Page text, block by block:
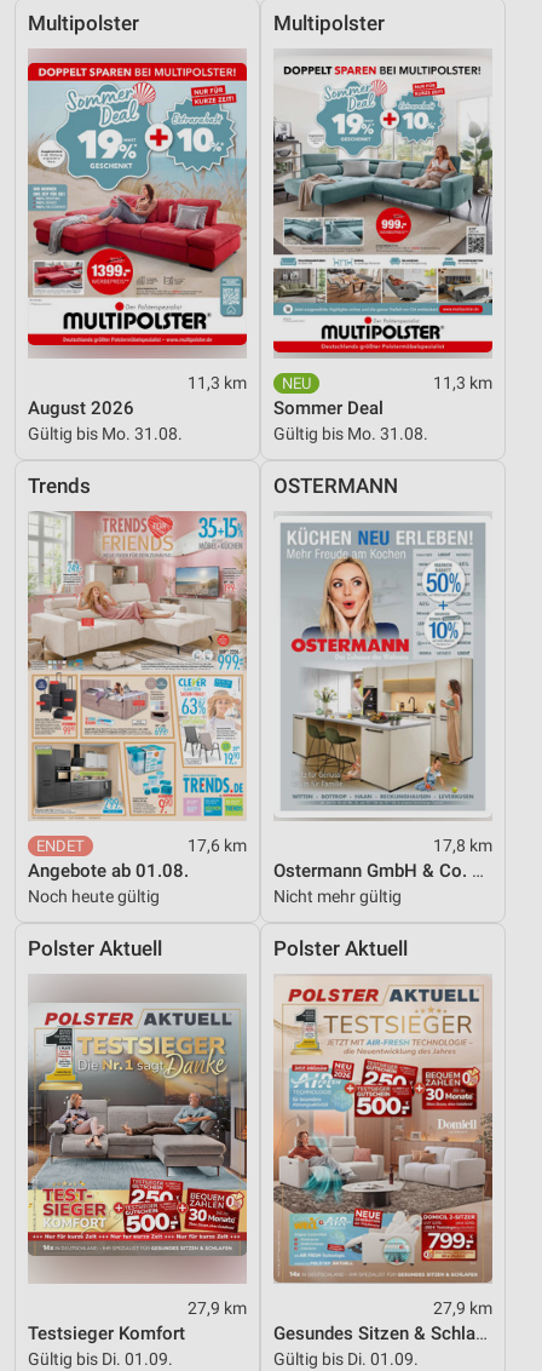
Multipolster
11,3 km
August 2026
Gültig bis Mo. 31.08.
Multipolster
11,3 km
Sommer Deal
Gültig bis Mo. 31.08.
Trends
17,6 km
Angebote ab 01.08.
Noch heute gültig
OSTERMANN
17,8 km
Ostermann GmbH & Co. KG
Nicht mehr gültig
Polster Aktuell
27,9 km
Testsieger Komfort
Gültig bis Di. 01.09.
Polster Aktuell
27,9 km
Gesundes Sitzen & Schlafen
Gültig bis Di. 01.09.
Performance
Funktional
Werbung